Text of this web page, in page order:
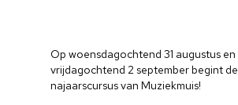
Op woensdagochtend 31 augustus en
vrijdagochtend 2 september begint de
najaarscursus van Muziekmuis!